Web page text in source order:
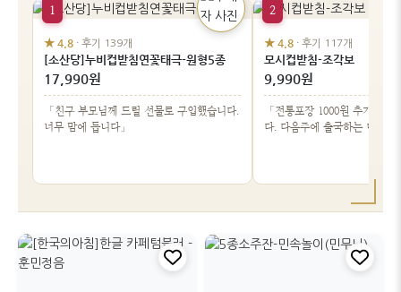
1
★ 4.8 · 후기 139개
[소산당]누비컵받침연꽃태극-원형5종
17,990원
「친구 부모님께 드릴 선물로 구입했습니다.
너무 맘에 듭니다」
2
★ 4.8 · 후기 117개
모시컵받침-조각보
9,990원
「전통포장 1000원 추가해서
다. 다음주에 출국하는 미국